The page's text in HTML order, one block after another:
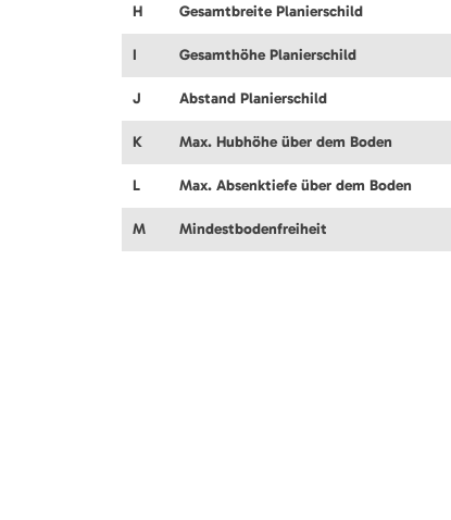
H Gesamtbreite Planierschild
I Gesamthöhe Planierschild
J Abstand Planierschild
K Max. Hubhöhe über dem Boden
L Max. Absenktiefe über dem Boden
M Mindestbodenfreiheit